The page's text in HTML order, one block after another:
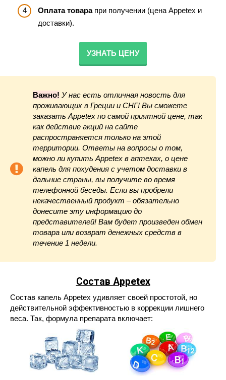
Оплата товарапри получении (цена Appetex и
доставки).
УЗНАТЬ ЦЕНУ
Важно! У нас есть отличная новость для
проживающих в Греции и СНГ! Вы сможете
заказать Appetex по самой приятной цене, так
как действие акций на сайте
распространяется только на этой
территории. Ответы на вопросы о том,
можно ли купить Appetex в аптеках, о цене
капель для похудения с учетом доставки в
дальние страны, вы получите во время
телефонной беседы. Если вы пробрели
некачественный продукт – обязательно
донесите эту информацию до
представителей! Вам будет произведен обмен
товара или возврат денежных средств в
течение 1 недели.
Состав Appetex
Состав капель Appetex удивляет своей простотой, но
действительной эффективностью в коррекции лишнего
веса. Так, формула препарата включает: